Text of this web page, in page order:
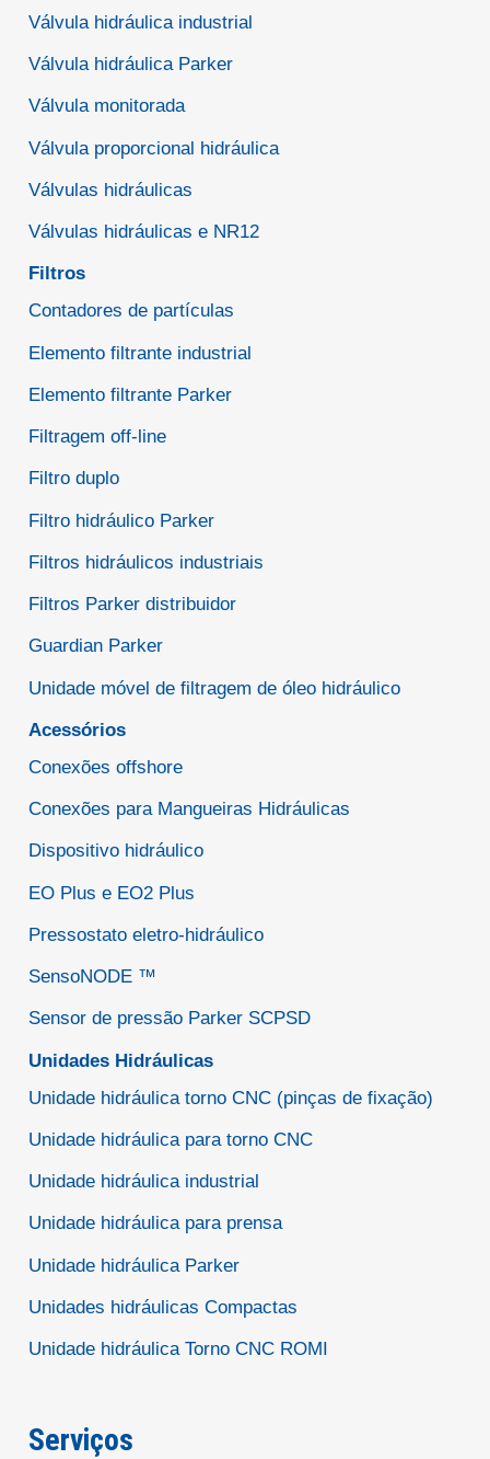
Válvula hidráulica industrial
Válvula hidráulica Parker
Válvula monitorada
Válvula proporcional hidráulica
Válvulas hidráulicas
Válvulas hidráulicas e NR12
Filtros
Contadores de partículas
Elemento filtrante industrial
Elemento filtrante Parker
Filtragem off-line
Filtro duplo
Filtro hidráulico Parker
Filtros hidráulicos industriais
Filtros Parker distribuidor
Guardian Parker
Unidade móvel de filtragem de óleo hidráulico
Acessórios
Conexões offshore
Conexões para Mangueiras Hidráulicas
Dispositivo hidráulico
EO Plus e EO2 Plus
Pressostato eletro-hidráulico
SensoNODE ™
Sensor de pressão Parker SCPSD
Unidades Hidráulicas
Unidade hidráulica torno CNC (pinças de fixação)
Unidade hidráulica para torno CNC
Unidade hidráulica industrial
Unidade hidráulica para prensa
Unidade hidráulica Parker
Unidades hidráulicas Compactas
Unidade hidráulica Torno CNC ROMI
Serviços